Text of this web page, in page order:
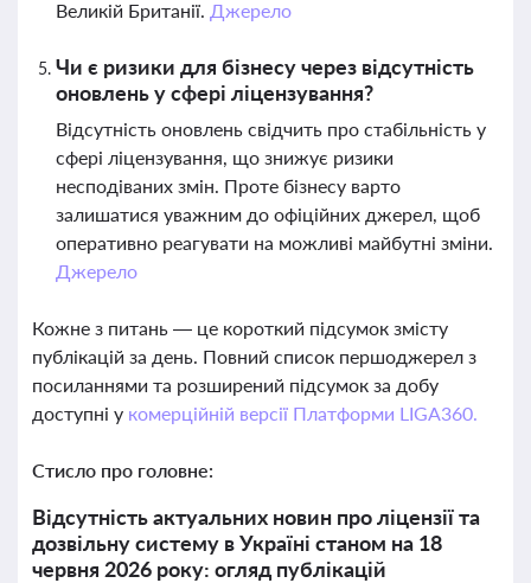
Великій Британії. Джерело
Чи є ризики для бізнесу через відсутність
оновлень у сфері ліцензування?
Відсутність оновлень свідчить про стабільність у
сфері ліцензування, що знижує ризики
несподіваних змін. Проте бізнесу варто
залишатися уважним до офіційних джерел, щоб
оперативно реагувати на можливі майбутні зміни.
Джерело
Кожне з питань — це короткий підсумок змісту
публікацій за день. Повний список першоджерел з
посиланнями та розширений підсумок за добу
доступні у комерційній версії Платформи LIGA360.
Стисло про головне:
Відсутність актуальних новин про ліцензії та
дозвільну систему в Україні станом на 18
червня 2026 року: огляд публікацій